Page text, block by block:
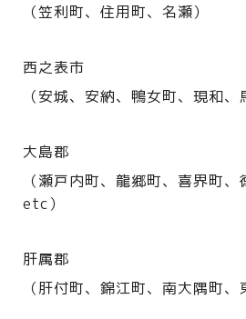
（笠利町、住用町、名瀬）
西之表市
（安城、安納、鴨女町、現和
大島郡
（瀬戸内町、龍郷町、喜界町
etc）
肝属郡
（肝付町、錦江町、南大隅町、